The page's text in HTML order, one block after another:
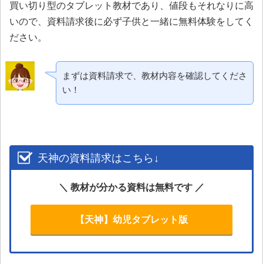
買い切り型のタブレット教材であり、値段もそれなりに高
いので、資料請求後に必ず子供と一緒に無料体験をしてく
ださい。
まずは資料請求で、教材内容を確認してくださ
い！
天神の資料請求はこちら↓
＼ 教材が分かる資料は無料です ／
【天神】幼児タブレット版